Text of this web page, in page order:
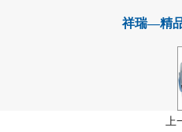
祥瑞—精
上